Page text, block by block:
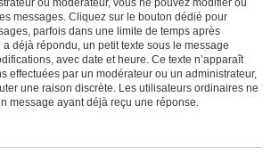
ou modérateur, vous ne pouvez modifier ou
messages. Cliquez sur le bouton dédié pour
parfois dans une limite de temps après
déjà répondu, un petit texte sous le message
avec date et heure. Ce texte n’apparaît
effectuées par un modérateur ou un administrateur,
une raison discrète. Les utilisateurs ordinaires ne
message ayant déjà reçu une réponse.